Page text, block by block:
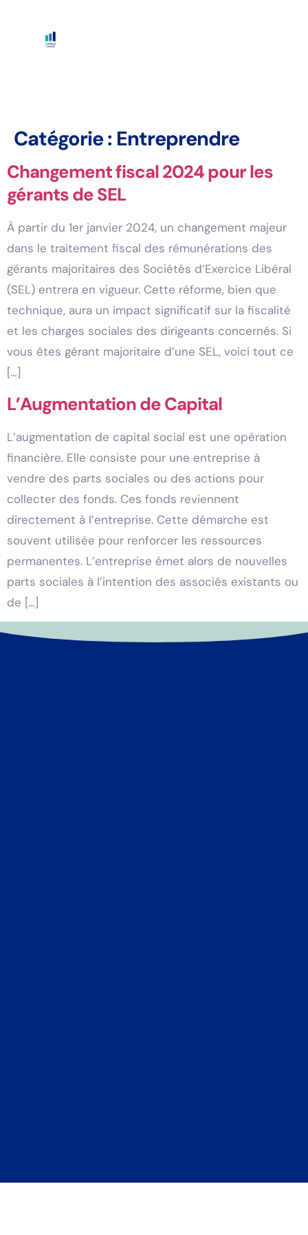
Catégorie : Entreprendre
Changement fiscal 2024 pour les
gérants de SEL
À partir du 1er janvier 2024, un changement majeur
dans le traitement fiscal des rémunérations des
gérants majoritaires des Sociétés d’Exercice Libéral
(SEL) entrera en vigueur. Cette réforme, bien que
technique, aura un impact significatif sur la fiscalité
et les charges sociales des dirigeants concernés. Si
vous êtes gérant majoritaire d’une SEL, voici tout ce
[…]
L’Augmentation de Capital
L’augmentation de capital social est une opération
financière. Elle consiste pour une entreprise à
vendre des parts sociales ou des actions pour
collecter des fonds. Ces fonds reviennent
directement à l’entreprise. Cette démarche est
souvent utilisée pour renforcer les ressources
permanentes. L’entreprise émet alors de nouvelles
parts sociales à l’intention des associés existants ou
de […]